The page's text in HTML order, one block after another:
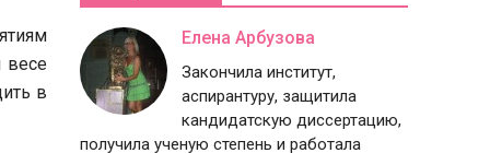
весе
в
Елена Арбузова
Закончила институт,
аспирантуру, защитила
кандидатскую диссертацию,
получила ученую степень и работала